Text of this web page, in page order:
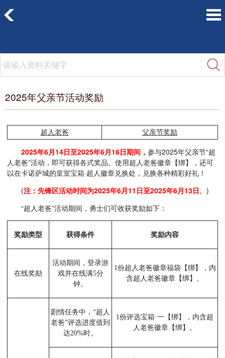
2025年父亲节活动奖励
超人老爸 父亲节奖励
2025年6月14日至2025年6月16日期间， 参与2025年父亲节“超
人老爸”活动，即可获得各式奖品。使用超人老爸徽章【绑】，还可
以在卡诺萨城的皇室宝箱·超人徽章兑换处，兑换各种精彩好礼！
(注：先锋区活动时间为2025年6月11日至2025年6月13日。)
“超人老爸”活动期间，勇士们可收获奖励如下：
奖励类型 获得条件 奖励内容
在线奖励
活动期间，登录游
戏并在线满5分
钟。
1份超人老爸徽章福袋【绑】，内
含超人老爸徽章【绑】。
剧情任务中，“超人
老爸”评选进度值到
达20%时。
1份评选宝箱·一【绑】，内含超
人老爸徽章【绑】。